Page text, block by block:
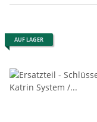
AUF LAGER